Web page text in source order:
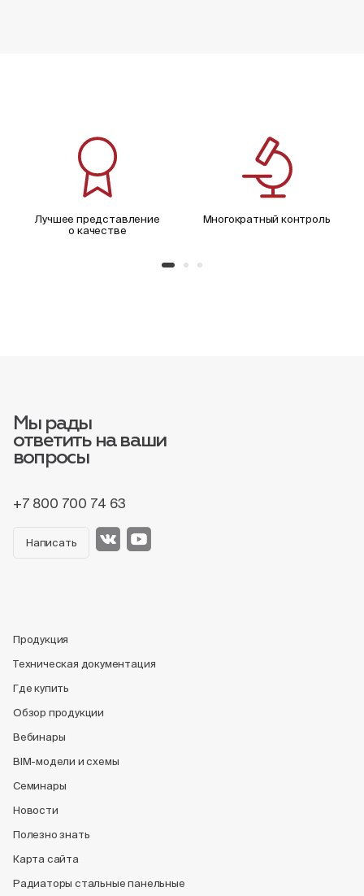
Лучшее представление
о качестве
Многократный контроль
Мы рады
ответить на ваши
вопросы
+7 800 700 74 63
Написать
Продукция
Техническая документация
Где купить
Обзор продукции
Вебинары
BIM-модели и схемы
Семинары
Новости
Полезно знать
Карта сайта
Радиаторы стальные панельные